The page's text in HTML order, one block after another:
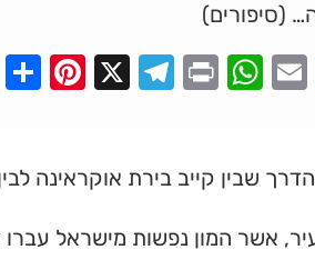
(סיפורים)
Facebook
Email
WhatsApp
Print
Telegram
X
שבין קייב בירת אוקראינה
אשר המון נפשות מישראל